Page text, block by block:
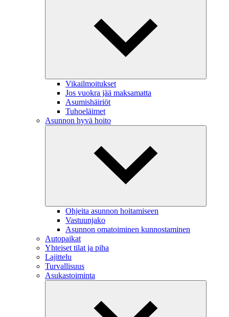
Vikailmoitukset
Jos vuokra jää maksamatta
Asumishäiriöt
Tuhoeläimet
Asunnon hyvä hoito
Ohjeita asunnon hoitamiseen
Vastuunjako
Asunnon omatoiminen kunnostaminen
Autopaikat
Yhteiset tilat ja piha
Lajittelu
Turvallisuus
Asukastoiminta